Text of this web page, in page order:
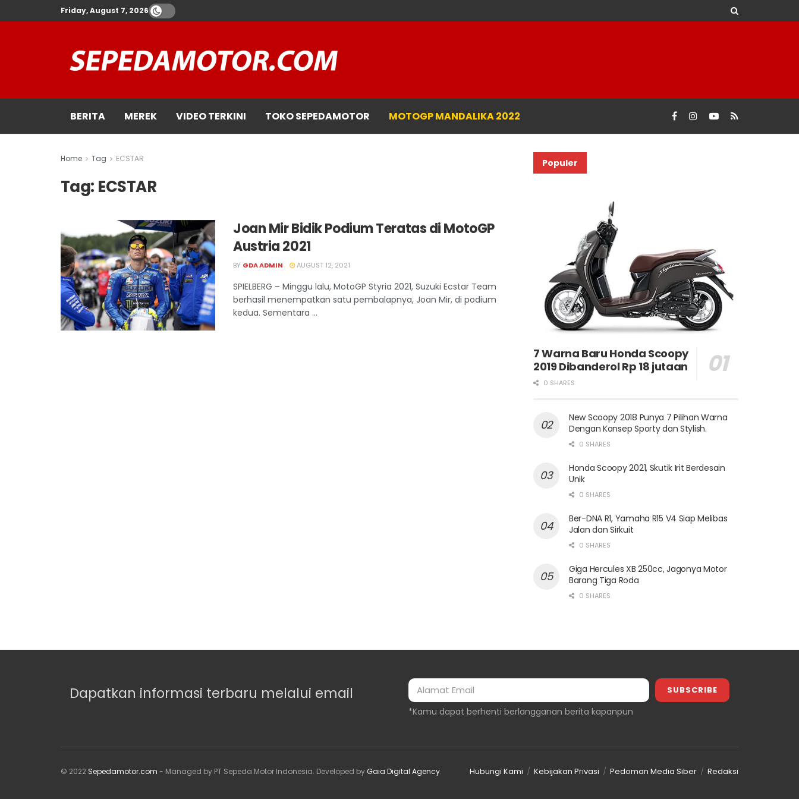
Friday, August 7, 2026
BERITA MEREK VIDEO TERKINI TOKO SEPEDAMOTOR MOTOGP MANDALIKA 2022
Home Tag ECSTAR
Tag: ECSTAR
Joan Mir Bidik Podium Teratas di MotoGP
Austria 2021
BY GDA ADMIN AUGUST 12, 2021
SPIELBERG – Minggu lalu, MotoGP Styria 2021, Suzuki Ecstar Team
berhasil menempatkan satu pembalapnya, Joan Mir, di podium
kedua. Sementara ...
Populer
7 Warna Baru Honda Scoopy
2019 Dibanderol Rp 18 jutaan
0 SHARES
New Scoopy 2018 Punya 7 Pilihan Warna
Dengan Konsep Sporty dan Stylish.
0 SHARES
Honda Scoopy 2021, Skutik Irit Berdesain
Unik
0 SHARES
Ber-DNA R1, Yamaha R15 V4 Siap Melibas
Jalan dan Sirkuit
0 SHARES
Giga Hercules XB 250cc, Jagonya Motor
Barang Tiga Roda
0 SHARES
Dapatkan informasi terbaru melalui email
*Kamu dapat berhenti berlangganan berita kapanpun
Hubungi Kami Kebijakan Privasi Pedoman Media Siber Redaksi
© 2022 Sepedamotor.com - Managed by PT Sepeda Motor Indonesia. Developed by Gaia Digital Agency.